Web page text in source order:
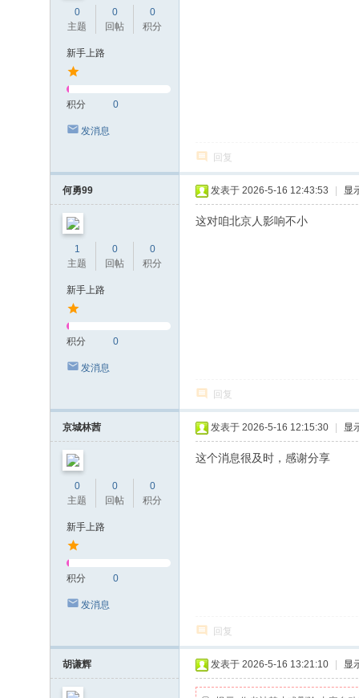
0
主题
0
回帖
0
积分
新手上路
积分 0
发消息
回复
何勇99
1
主题
0
回帖
0
积分
新手上路
积分 0
发消息
发表于 2026-5-16 12:43:53 显
这对咱北京人影响不小
回复
京城林茜
0
主题
0
回帖
0
积分
新手上路
积分 0
发消息
发表于 2026-5-16 12:15:30 显
这个消息很及时，感谢分享
回复
胡谦辉 发表于 2026-5-16 13:21:10 显